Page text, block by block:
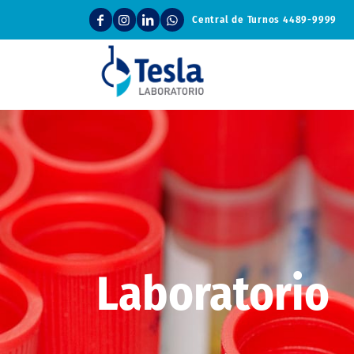
Central de Turnos4489-9999
Laboratorio